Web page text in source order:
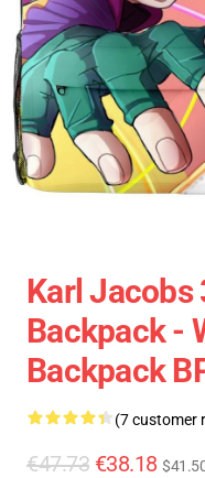
Karl
Backpack -
Backpack
(7 customer
€47.73 €38.18